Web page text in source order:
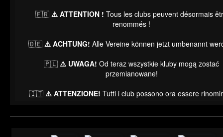
🇫🇷 ⚠️ ATTENTION ! Tous les clubs peuvent désormais
renommés !
🇩🇪 ⚠️ ACHTUNG! Alle Vereine können jetzt umbenannt
🇵🇱 ⚠️ UWAGA! Od teraz wszystkie kluby mogą zostać
przemianowane!
🇮🇹 ⚠️ ATTENZIONE! Tutti i club possono ora essere